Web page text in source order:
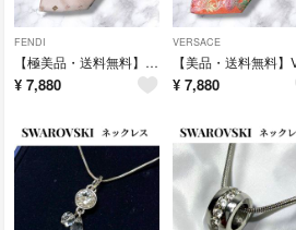
FENDI
【極美品・送料無料】FENDI フェンディ ネクタイ FFロゴ 総柄 シルクピンク 高級感 ビジネス スーツ レギュラータイ
¥ 7,880
VERSACE
¥ 7,880